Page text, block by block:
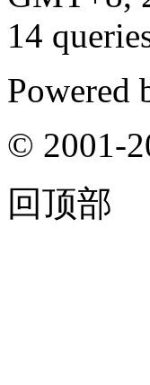
14
Powered
© 2001-
回顶部